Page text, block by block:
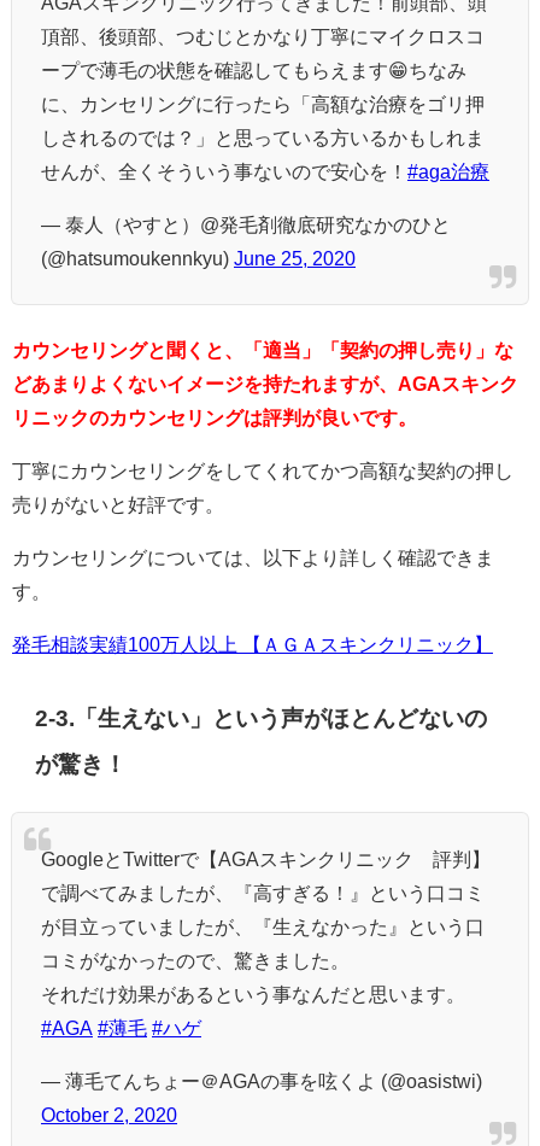
頂部、後頭部、つむじとかなり丁寧にマイクロスコ
ープで薄毛の状態を確認してもらえます😁ちなみ
に、カンセリングに行ったら「高額な治療をゴリ押
しされるのでは？」と思っている方いるかもしれま
せんが、全くそういう事ないので安心を！ #aga治療
— 泰人（やすと）@発毛剤徹底研究なかのひと
(@hatsumoukennkyu) June 25, 2020
カウンセリングと聞くと、「適当」「契約の押し売り」な
どあまりよくないイメージを持たれますが、AGAスキンク
リニックのカウンセリングは評判が良いです。
丁寧にカウンセリングをしてくれてかつ高額な契約の押し
売りがないと好評です。
カウンセリングについては、以下より詳しく確認できま
す。
発毛相談実績100万人以上 【ＡＧＡスキンクリニック】
2-3.「生えない」という声がほとんどないの
が驚き！
GoogleとTwitterで【AGAスキンクリニック 評判】
で調べてみましたが、『高すぎる！』という口コミ
が目立っていましたが、『生えなかった』という口
コミがなかったので、驚きました。
それだけ効果があるという事なんだと思います。
#AGA #薄毛 #ハゲ
— 薄毛てんちょー＠AGAの事を呟くよ (@oasistwi)
October 2, 2020